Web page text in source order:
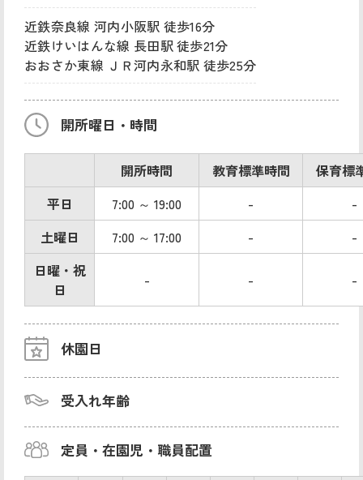
近鉄奈良線 河内小阪駅 徒歩16分
近鉄けいはんな線 長田駅 徒歩21分
おおさか東線 ＪＲ河内永和駅 徒歩25分
開所曜日・時間
開所時間 教育標準時間
保育標
平日
7:00 ～ 19:00 -
-
土曜日
7:00 ～ 17:00 -
-
日曜・祝
日
- - -
休園日
受入れ年齢
定員・在園児・職員配置